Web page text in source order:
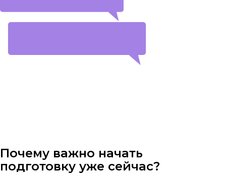
Почему важно начать
подготовку уже сейчас?